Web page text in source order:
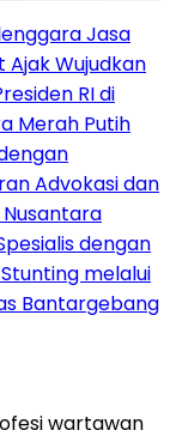
Jasa
Ajak Wujudkan
RI di
Merah Putih
Advokasi dan
dengan
melalui
Bantargebang